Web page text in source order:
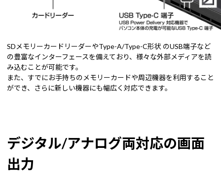
SDメモリーカードリーダーやType-A/Type-C形状 のUSB端子など
の豊富なインターフェースを備えており、様々な外部メディアを読
み込むことが可能です。
また、すでにお手持ちのメモリーカードや周辺機器を利用すること
ができ、さらに新しい機器にも幅広く対応できます。
デジタル/アナログ両対応の画面
出力